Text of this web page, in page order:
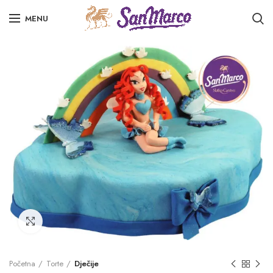
MENU
Click to enlarge
Početna Torte Dječije